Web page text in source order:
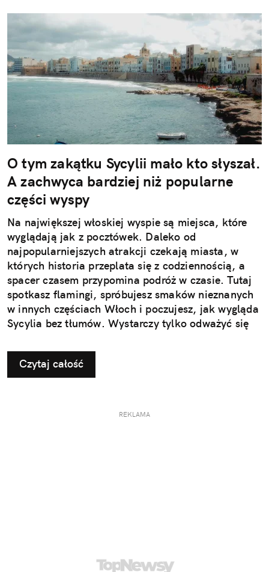
O tym zakątku Sycylii mało kto słyszał.
A zachwyca bardziej niż popularne
części wyspy
Na największej włoskiej wyspie są miejsca, które
wyglądają jak z pocztówek. Daleko od
najpopularniejszych atrakcji czekają miasta, w
których historia przeplata się z codziennością, a
spacer czasem przypomina podróż w czasie. Tutaj
spotkasz flamingi, spróbujesz smaków nieznanych
w innych częściach Włoch i poczujesz, jak wygląda
Sycylia bez tłumów. Wystarczy tylko odważyć się
Czytaj całość
REKLAMA